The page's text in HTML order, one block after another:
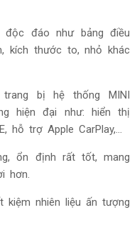
đáo như bảng điều
kích thước to, nhỏ khác
bị hệ thống MINI
hiện đại như: hiển thị
hỗ trợ Apple CarPlay,...
ổn định rất tốt, mang
hơn.
kiệm nhiên liệu ấn tượng